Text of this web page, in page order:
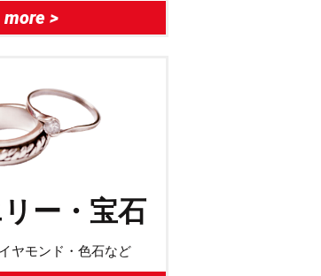
more >
ー・宝石
ヤモンド・色石など